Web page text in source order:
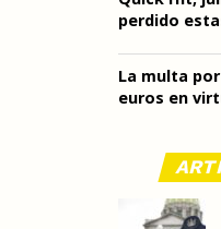
perdido
La multa
euros en